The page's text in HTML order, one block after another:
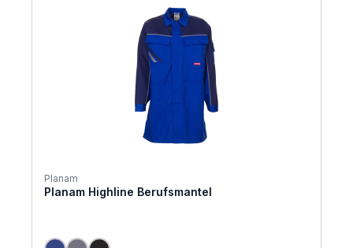
Planam
Planam Highline Berufsmantel